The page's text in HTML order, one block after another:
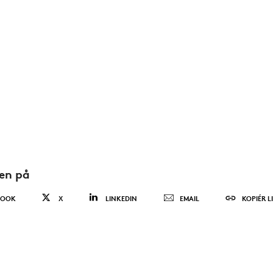
på
X LINKEDIN EMAIL KOPIÉR